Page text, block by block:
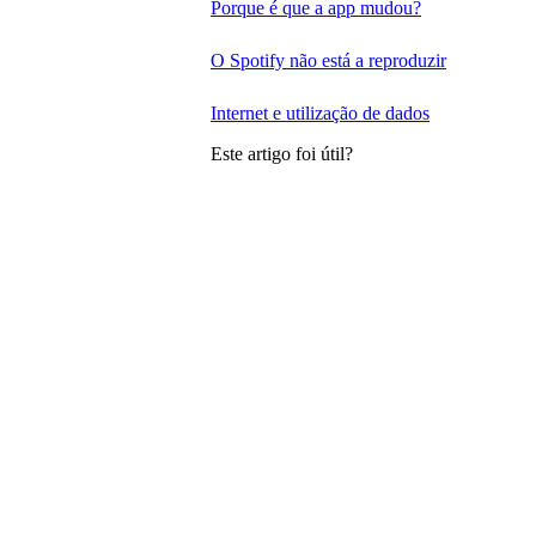
Porque é que a app mudou?
O Spotify não está a reproduzir
Internet e utilização de dados
Este artigo foi útil?